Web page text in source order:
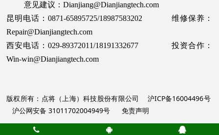
意见建议：Dianjiang@Dianjiangtech.com
昆明电话：0871-65895725/18987583202 维修保养：
Repair@Dianjiangtech.com
西安电话：029-89372011/18191332677 投资合作：
Win-win@Dianjiangtech.com
版权所有：点将（上海）科技股份有限公司 沪ICP备16004496号
沪公网安备 31011702004949号
免责声明